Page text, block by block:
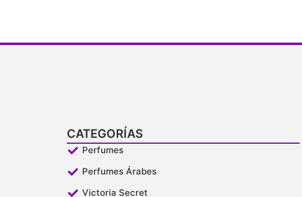
CATEGORÍAS
Perfumes
Perfumes Árabes
Victoria Secret